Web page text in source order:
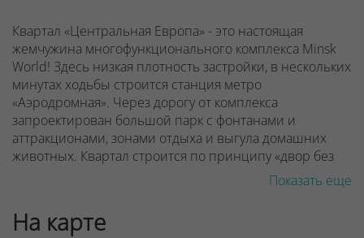
Квартал «Центральная Европа» - это настоящая
жемчужина многофункционального комплекса Minsk
World! Здесь низкая плотность застройки, в нескольких
минутах ходьбы строится станция метро
«Аэродромная». Через дорогу от комплекса
запроектирован большой парк с фонтанами и
аттракционами, зонами отдыха и выгула домашних
животных. Квартал строится по принципу «двор без
машин», поэтому все парковки вынесены на
периферию. По периметру расположены остановки
наземного транспорта.
Показать еще
На карте